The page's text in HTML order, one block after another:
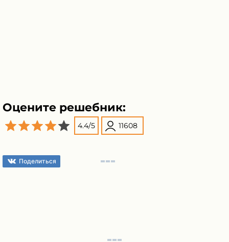
Оцените решебник:
4.4/5 11608
Поделиться